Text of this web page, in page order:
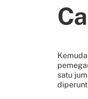
satu